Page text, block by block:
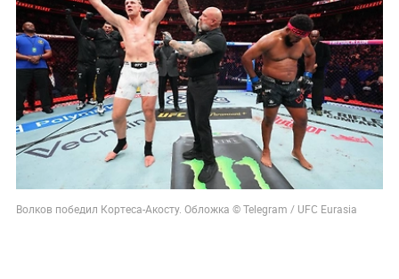
Волков победил Кортеса-Акосту. Обложка © Telegram / UFC Eurasia